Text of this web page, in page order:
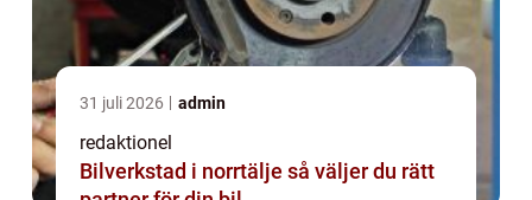
31 juli 2026 admin
redaktionel
Bilverkstad i norrtälje så väljer du rätt